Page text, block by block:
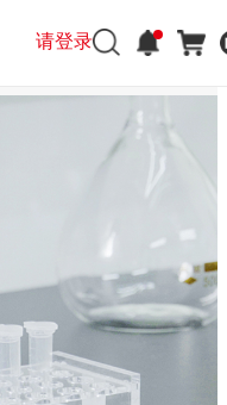
请登录